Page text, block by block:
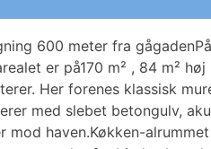
600 meter fra
er på170 m² , 84 m²
Her forenes klassisk
med slebet betongulv,
haven.Køkken-